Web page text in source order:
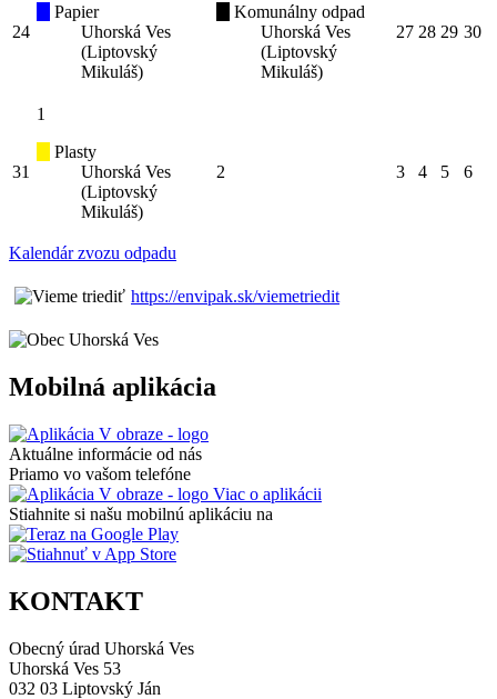
24
Papier
Uhorská Ves
(Liptovský
Mikuláš)
Komunálny odpad
Uhorská Ves
(Liptovský
Mikuláš)
27 28 29 30
31
1
Plasty
Uhorská Ves
(Liptovský
Mikuláš)
2 3 4 5 6
Kalendár zvozu odpadu
https://envipak.sk/viemetriedit
Mobilná aplikácia
Aktuálne informácie od nás
Priamo vo vašom telefóne
Viac o aplikácii
Stiahnite si našu mobilnú aplikáciu na
KONTAKT
Obecný úrad Uhorská Ves
Uhorská Ves 53
032 03 Liptovský Ján